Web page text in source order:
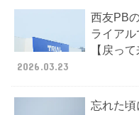
西友PB
ライアル
【戻っ
2026.03.23
忘れた頃